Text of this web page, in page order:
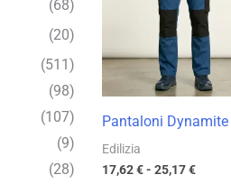
(68)
(20)
(511)
(98)
(107)
(9)
(28)
Pantaloni Dynamite
Edilizia
17,62€- 25,17€
17,62 €
25,17 €